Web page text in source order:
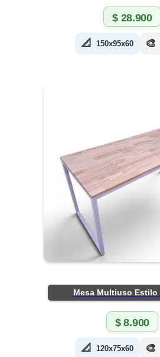
$28.900
📐 150x95x60 🎨
Mesa Multiuso Estilo
$8.900
📐 120x75x60 🎨